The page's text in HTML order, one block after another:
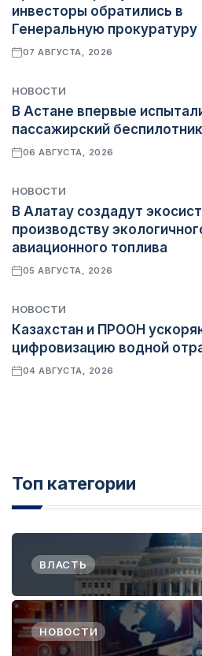
инвесторы обратились в
Генеральную прокуратуру
07 АВГУСТА, 2026
НОВОСТИ
В Астане впервые
пассажирский беспилотник
06 АВГУСТА, 2026
НОВОСТИ
В Алатау создадут
производству
авиационного топлива
05 АВГУСТА, 2026
НОВОСТИ
Казахстан и ПРООН
цифровизацию водной
04 АВГУСТА, 2026
Топ категории
ВЛАСТЬ
НОВОСТИ